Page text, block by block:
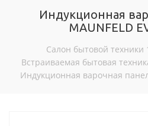
Индукционная
MAUNFELD
Салон бытовой техники
Встраиваемая бытовая
Индукционная варочная